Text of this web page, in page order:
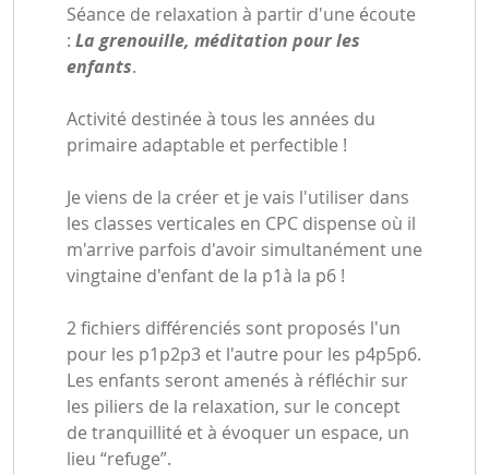
Séance de relaxation à partir d'une écoute
: La grenouille, méditation pour les
enfants.
Activité destinée à tous les années du
primaire adaptable et perfectible !
Je viens de la créer et je vais l'utiliser dans
les classes verticales en CPC dispense où il
m'arrive parfois d'avoir simultanément une
vingtaine d'enfant de la p1à la p6 !
2 fichiers différenciés sont proposés l'un
pour les p1p2p3 et l'autre pour les p4p5p6.
Les enfants seront amenés à réfléchir sur
les piliers de la relaxation, sur le concept
de tranquillité et à évoquer un espace, un
lieu “refuge”.